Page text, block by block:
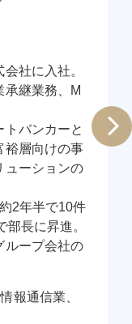
社に入社。
承継業務、M
バンカーと
裕層向けの事
ューションの
2年半で10件
長に昇進。
ループ会社の
報通信業、